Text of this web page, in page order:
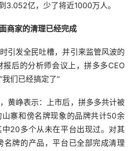
3.052亿，少了将近1000万人。
商家的清理已经完成
引发全民吐槽，并引来监管风波的
报后的分析师会议上，拼多多CEO
们已经搞定了”
黄峥表示：上市后，拼多多共计被
寨和傍名牌现象的品牌共计50余
20多个从未在平台出现过。对其
牌的产品，平台已全部完成清理